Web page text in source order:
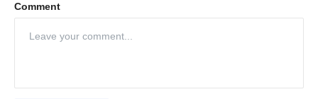
Comment